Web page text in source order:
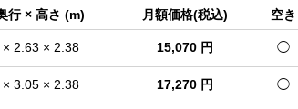
行 × 高さ (m) 月額価格(税込) 空き
× 2.63 × 2.38 15,070 円 ◯
× 3.05 × 2.38 17,270 円 ◯